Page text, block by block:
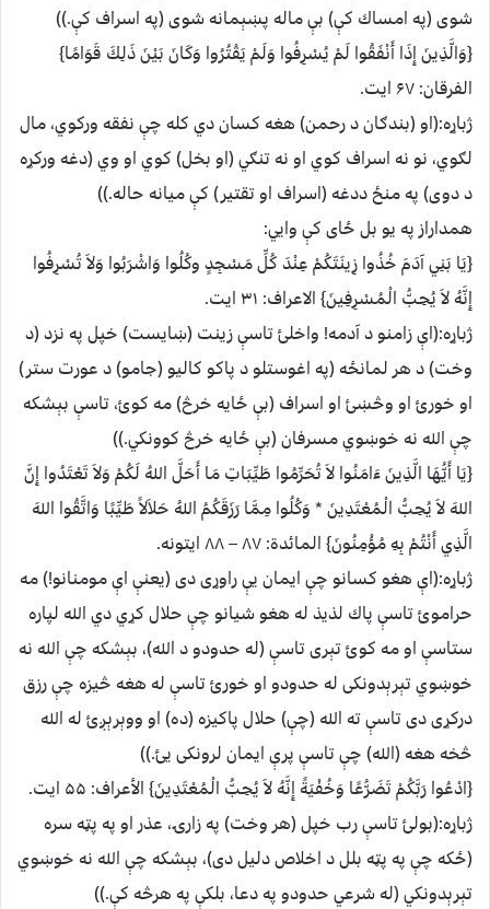
شوى (په امساك كې) بې ماله پښېمانه شوى (په اسراف كې.))
{وَالَّذِينَ إِذَا أَنْفَقُوا لَمْ يُسْرِفُوا وَلَمْ يَقْتُرُوا وَكَانَ بَيْنَ ذَلِكَ قَوَامًا}
الفرقان: ۶۷ ايت.
ژباړه:(او (بندګان د رحمن) هغه كسان دي كله چې نفقه وركوي، مال
لګوي، نو نه اسراف كوي او نه تنګي (او بخل) كوي او وي (دغه وركړه
د دوى) په منځ ددغه (اسراف او تقتير) كې ميانه حاله.))
همداراز په يو بل ځاى کې وايي:
{يَا بَنِي آدَمَ خُذُوا زِينَتَكُمْ عِنْدَ كُلِّ مَسْجِدٍ وكُلُوا وَاشْرَبُوا وَلاَ تُسْرِفُوا
إِنَّهُ لاَ يُحِبُّ الْمُسْرِفِينَ} الاعراف: ۳۱ ايت.
ژباړه:(اې زامنو د آدمه! واخلئ تاسې زينت (ښايست) خپل په نزد (د
وخت) د هر لمانځه (په اغوستلو د پاكو كاليو (جامو) د عورت ستر)
او خورئ او وڅښئ او اسراف (بې ځايه خرڅ) مه كوئ، تاسې بېشكه
چې الله نه خوښوي مسرفان (بې ځايه خرڅ كوونكي.))
{يَا أَيُّهَا الَّذِينَ ءَامَنُوا لاَ تُحَرِّمُوا طَيِّبَاتِ مَا أَحَلَّ اللهُ لَكُمْ وَلاَ تَعْتَدُوا إِنَّ
اللهَ لاَ يُحِبُّ الْمُعْتَدِينَ * وَكُلُوا مِمَّا رَزَقَكُمُ اللهُ حَلاَلاً طَيِّبًا وَاتَّقُوا اللهَ
الَّذِي أَنْتُمْ بِهِ مُؤْمِنُونَ} المائدة: ۸۷ – ۸۸ ايتونه.
ژباړه:(اې هغو كسانو چې ايمان يې راوړى دى (يعنې اې مومنانو!) مه
حراموئ تاسې پاك لذيذ له هغو شيانو چې حلال كړي دي الله لپاره
ستاسې او مه كوئ تېرى تاسې (له حدودو د الله)، بېشكه چې الله نه
خوښوي تېرېدونكى له حدودو او خورئ تاسې له هغه څيزه چې رزق
دركړى دى تاسې ته الله (چې) حلال پاكيزه (ده) او ووېرېږئ له الله
څخه هغه (الله) چې تاسې پرې ايمان لرونكى يئ.))
{ادْعُوا رَبَّكُمْ تَضَرُّعًا وَخُفْيَةً إِنَّهُ لاَ يُحِبُّ الْمُعْتَدِينَ} الأعراف: ۵۵ ايت.
ژباړه:(بولئ تاسې رب خپل (هر وخت) په زارۍ، عذر او په پټه سره
(ځكه چې په پټه بلل د اخلاص دليل دى)، بېشكه چې الله نه خوښوي
تېرېدونكي (له شرعي حدودو په دعا، بلكې په هرڅه كې.))